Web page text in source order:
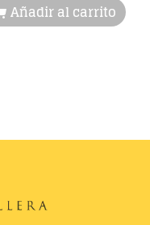
Añadir al carrito